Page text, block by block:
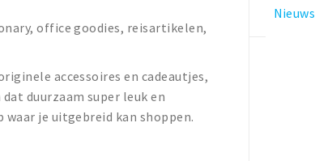
office goodies, reisartikelen,
accessoires en cadeautjes,
duurzaam super leuk en
waar je uitgebreid kan shoppen.
Nieuws